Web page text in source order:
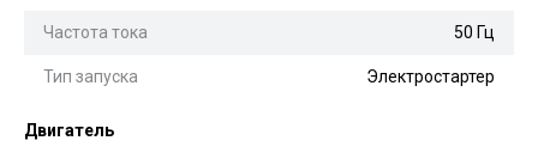
Частота тока 50 Гц
Тип запуска Электростартер
Двигатель